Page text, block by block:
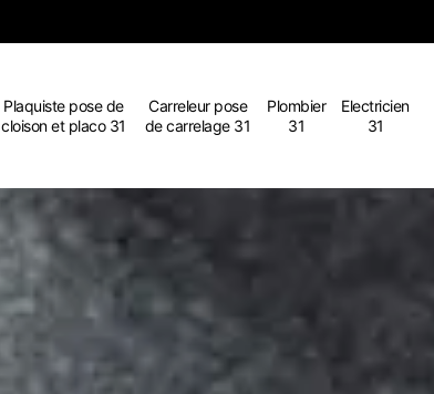
Plaquiste pose de
cloison et placo 31
Carreleur pose
de carrelage 31
Plombier
31
Electricien
31